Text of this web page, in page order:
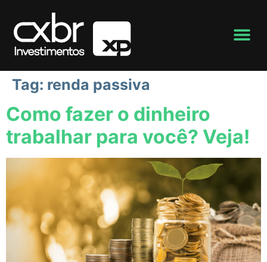
Tag: renda passiva
Como fazer o dinheiro
trabalhar para você? Veja!